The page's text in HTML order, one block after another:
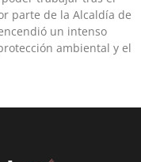
parte de la Alcaldía de
un intenso
ambiental y el